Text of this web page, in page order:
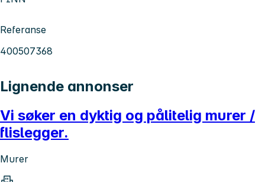
Referanse
400507368
Lignende annonser
Vi søker en dyktig og pålitelig murer /
flislegger.
Murer